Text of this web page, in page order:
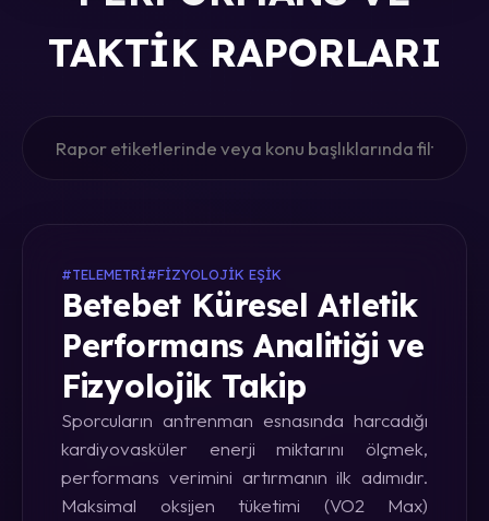
TAKTIK RAPORLARI
#TELEMETRI#FIZYOLOJIK EŞIK
Betebet Küresel Atletik
Performans Analitiği ve
Fizyolojik Takip
Sporcuların antrenman esnasında harcadığı
kardiyovasküler enerji miktarını ölçmek,
performans verimini artırmanın ilk adımıdır.
Maksimal oksijen tüketimi (VO2 Max)